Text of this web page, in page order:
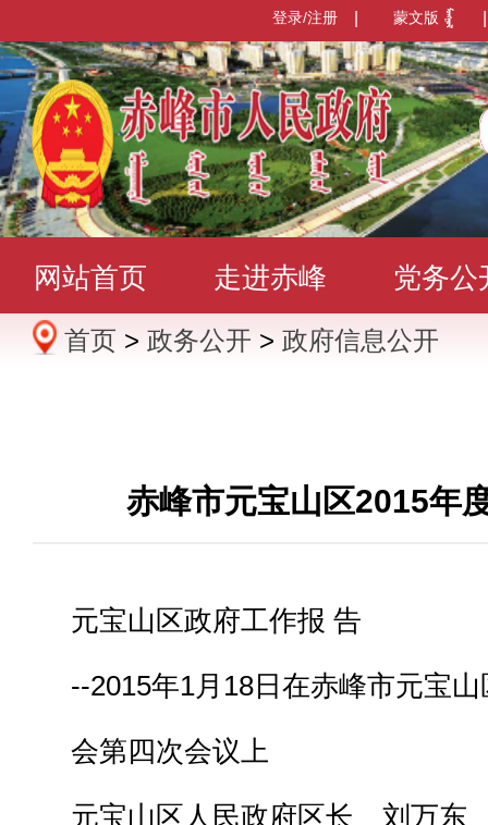
蒙文版
登录/注册
网站首页 走进赤峰 党务公
办事服务 政民互动 数据发
首页 > 政务公开 > 政府信息公开
赤峰市元宝山区2015年
元宝山区政府工作报 告
--2015年1月18日在赤峰市元宝
会第四次会议上
元宝山区人民政府区长 刘万东